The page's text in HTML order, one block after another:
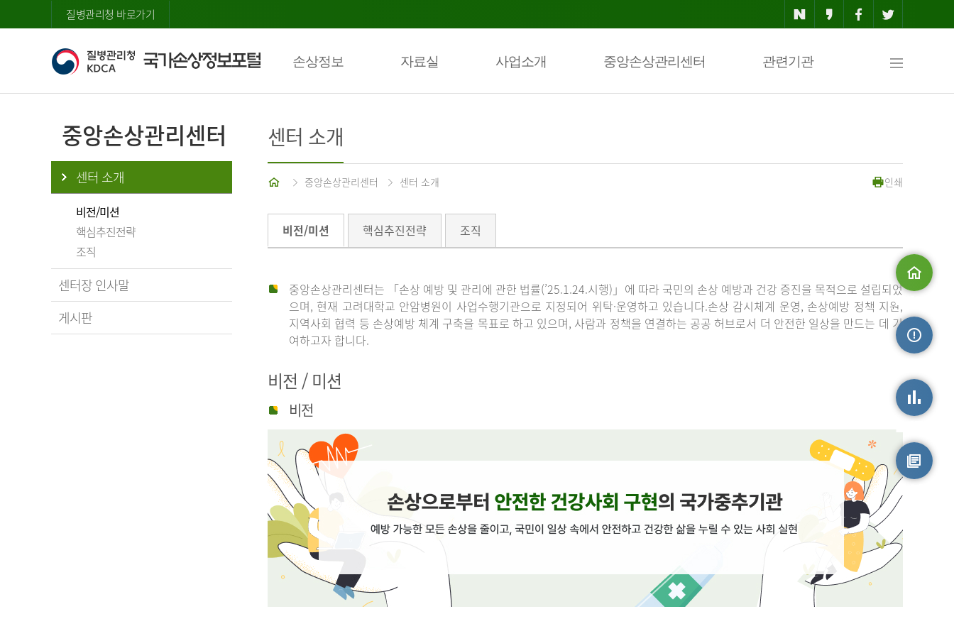
질병관리청 바로가기
손상정보 자료실 사업소개 중앙손상관리센터 관련기관
맵
중앙손상관리센터
센터 소개
비전/미션
핵심추진전략
조직
센터장 인사말
게시판
센터 소개
중앙손상관리센터 센터 소개 인쇄
비전/미션 핵심추진전략 조직
중앙손상관리센터는 「손상 예방 및 관리에 관한 법률(’25.1.24.시행)」에 따라 국민의 손상 예방과 건강 증진을 목적으로 설립되었
으며, 현재 고려대학교 안암병원이 사업수행기관으로 지정되어 위탁·운영하고 있습니다.손상 감시체계 운영, 손상예방 정책 지원,
지역사회 협력 등 손상예방 체계 구축을 목표로 하고 있으며, 사람과 정책을 연결하는 공공 허브로서 더 안전한 일상을 만드는 데 기
여하고자 합니다.
비전 / 미션
비전
원시자료